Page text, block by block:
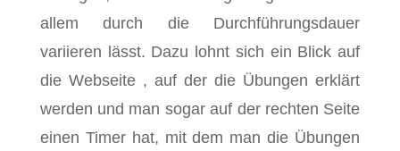
allem durch die Durchführungsdauer
variieren lässt. Dazu lohnt sich ein Blick auf
die Webseite , auf der die Übungen erklärt
werden und man sogar auf der rechten Seite
einen Timer hat, mit dem man die Übungen